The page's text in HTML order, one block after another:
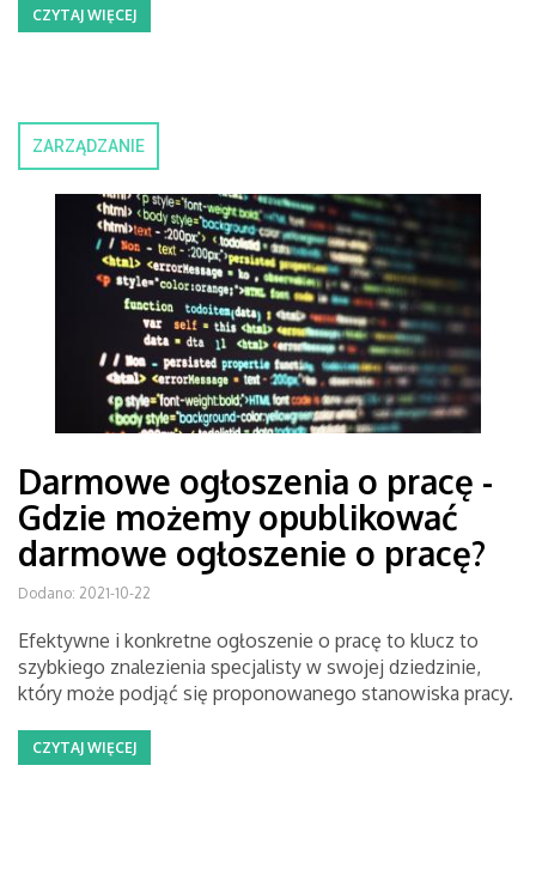
CZYTAJ WIĘCEJ
ZARZĄDZANIE
Darmowe ogłoszenia o pracę -
Gdzie możemy opublikować
darmowe ogłoszenie o pracę?
Dodano: 2021-10-22
Efektywne i konkretne ogłoszenie o pracę to klucz to
szybkiego znalezienia specjalisty w swojej dziedzinie,
który może podjąć się proponowanego stanowiska pracy.
CZYTAJ WIĘCEJ